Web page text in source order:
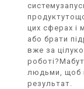
цих сферах і
або брати
вже за
людьми, щоб
результат.